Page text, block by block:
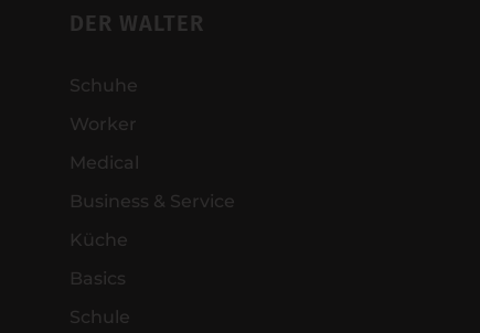
DER WALTER
Schuhe
Worker
Medical
Business & Service
Küche
Basics
Schule